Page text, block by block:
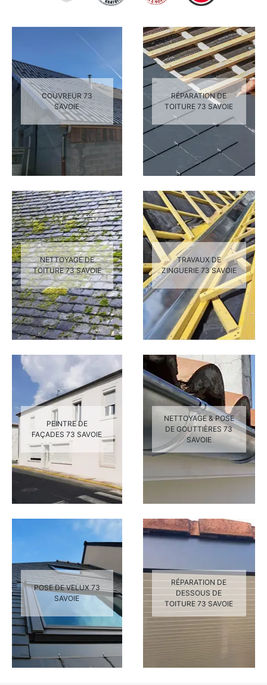
COUVREUR 73
SAVOIE
RÉPARATION DE
TOITURE 73 SAVOIE
NETTOYAGE DE
TOITURE 73 SAVOIE
TRAVAUX DE
ZINGUERIE 73 SAVOIE
PEINTRE DE
FAÇADES 73 SAVOIE
NETTOYAGE & POSE
DE GOUTTIÈRES 73
SAVOIE
POSE DE VELUX 73
SAVOIE
RÉPARATION DE
DESSOUS DE
TOITURE 73 SAVOIE